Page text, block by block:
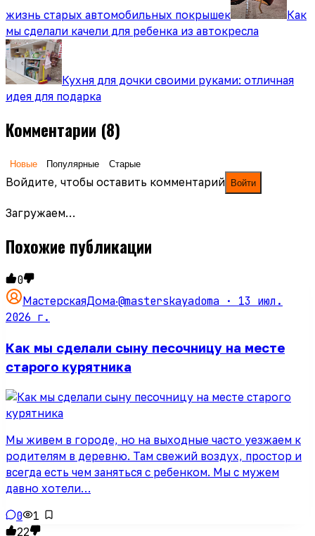
жизнь старых автомобильных покрышек
Как
мы сделали качели для ребенка из автокресла
Кухня для дочки своими руками: отличная
идея для подарка
Комментарии (8)
Новые Популярные Старые
Войдите, чтобы оставить комментарий Войти
Загружаем…
Похожие публикации
0
МастерскаяДома·@masterskayadoma · 13 июл.
2026 г.
Как мы сделали сыну песочницу на месте
старого курятника
Мы живем в городе, но на выходные часто уезжаем к
родителям в деревню. Там свежий воздух, простор и
всегда есть чем заняться с ребенком. Мы с мужем
давно хотели…
0
1
22